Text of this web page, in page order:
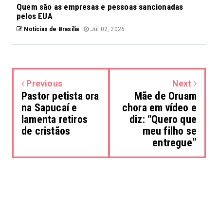
Quem são as empresas e pessoas sancionadas
pelos EUA
Notícias de Brasília Jul 02, 2026
Previous
Pastor petista ora
na Sapucaí e
lamenta retiros
de cristãos
Next
Mãe de Oruam
chora em vídeo e
diz: “Quero que
meu filho se
entregue”